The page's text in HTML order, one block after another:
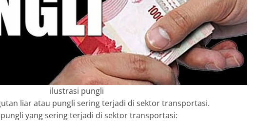
ilustrasi pungli
liar atau pungli sering terjadi di sektor transportasi.
yang sering terjadi di sektor transportasi: